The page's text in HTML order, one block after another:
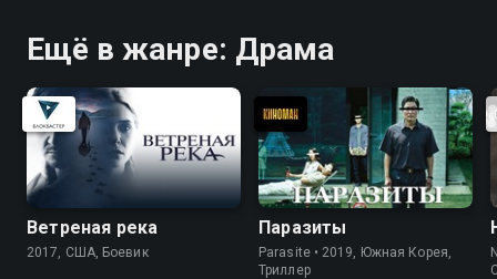
Ещё в жанре: Драма
Ветреная река
2017, США, Боевик
Паразиты
Parasite • 2019, Южная Корея,
Триллер